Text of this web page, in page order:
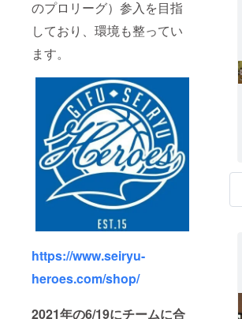
のプロリーグ）参入を目指
しており、環境も整ってい
ます。
https://www.seiryu-
heroes.com/shop/
2021年の6/19にチームに合